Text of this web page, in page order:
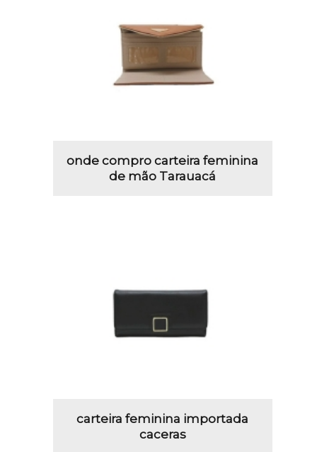
onde compro carteira feminina
de mão Tarauacá
carteira feminina importada
caceras